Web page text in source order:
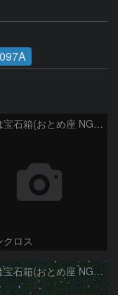
夜空は宝石箱(おとめ座 NGC5566) Seestar50
ロス
夜空は宝石箱(おとめ座 NGC5746) Seestar50